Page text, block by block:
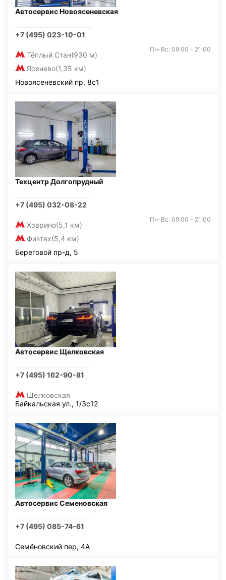
Автосервис Новоясеневская
+7 (495) 023-10-01
Тёплый Стан(930 м)
Ясенево(1,35 км)
Пн-Вс: 09:00 - 21:00
Новоясеневский пр, 8с1
Техцентр Долгопрудный
+7 (495) 032-08-22
Ховрино(5,1 км)
Физтех(5,4 км)
Пн-Вс: 09:00 - 21:00
Береговой пр-д, 5
Автосервис Щелковская
+7 (495) 162-90-81
Щелковская
Байкальская ул., 1/3с12
Автосервис Семеновская
+7 (495) 085-74-61
Семёновский пер, 4А